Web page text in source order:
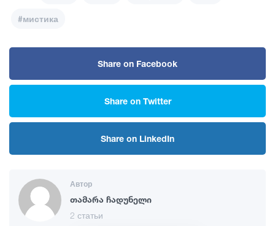
#мистика
Share on Facebook
Share on Twitter
Share on LinkedIn
Автор
თამარა ჩადუნელი
2 статьи